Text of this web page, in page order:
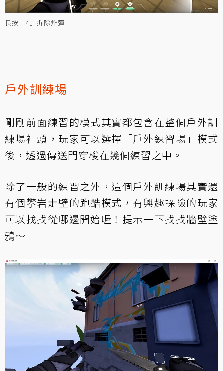
長按「4」拆除炸彈
戶外訓練場
剛剛前面練習的模式其實都包含在整個戶外訓
練場裡頭，玩家可以選擇「戶外練習場」模式
後，透過傳送門穿梭在幾個練習之中。
除了一般的練習之外，這個戶外訓練場其實還
有個攀岩走壁的跑酷模式，有興趣探險的玩家
可以找找從哪邊開始喔！提示一下找找牆壁塗
鴉～